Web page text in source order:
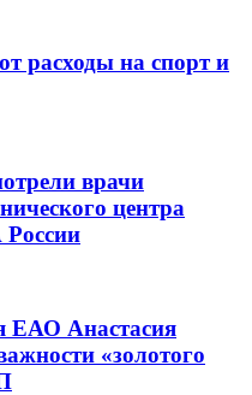
расходы на спорт и
врачи
центра
ЕАО Анастасия
«золотого